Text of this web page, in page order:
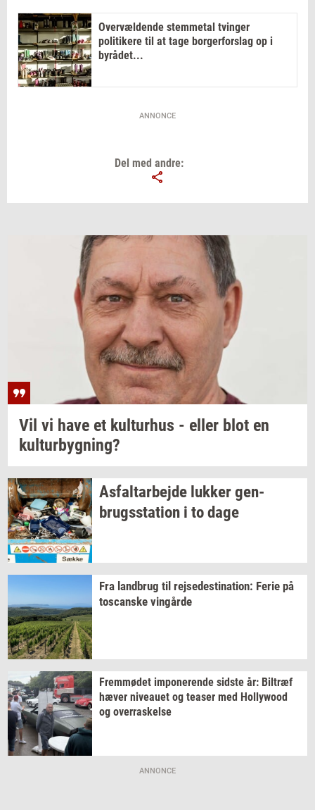
Overvældende stemmetal tvinger
politikere til at tage borgerforslag op i
byrådet...
ANNONCE
Del med andre:
Vil vi have et kul­tur­hus - eller blot en
kul­tur­byg­ning?
As­fal­t­ar­bej­de luk­kergen­
brugs­sta­tion i to dage
Fra land­brug til rej­se­desti­na­tion: Ferie på
toscan­ske vin­går­de
Frem­mø­det im­po­ne­ren­de sid­ste år: Bil­træf
hæver ni­veau­et og tea­ser med Hol­lywood
og over­ra­skel­se
ANNONCE